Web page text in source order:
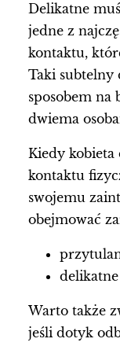
Delikatne
jedne z
kontaktu,
Taki subtelny
sposobem
dwiema
Kiedy kobieta
kontaktu
swojemu
obejmować
Warto także
jeśli dotyk